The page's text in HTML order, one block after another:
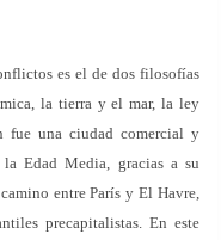
es el de dos filosofías
la tierra y el mar, la ley
fue una ciudad comercial y
Edad Media, gracias a su
entre París y El Havre,
precapitalistas. En este